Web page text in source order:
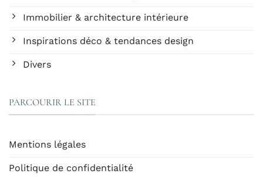
Immobilier & architecture intérieure
Inspirations déco & tendances design
Divers
PARCOURIR LE SITE
Mentions légales
Politique de confidentialité